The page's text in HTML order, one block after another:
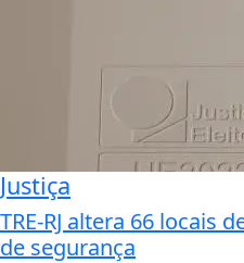
Justiça
TRE-RJ altera 66 locais
de segurança